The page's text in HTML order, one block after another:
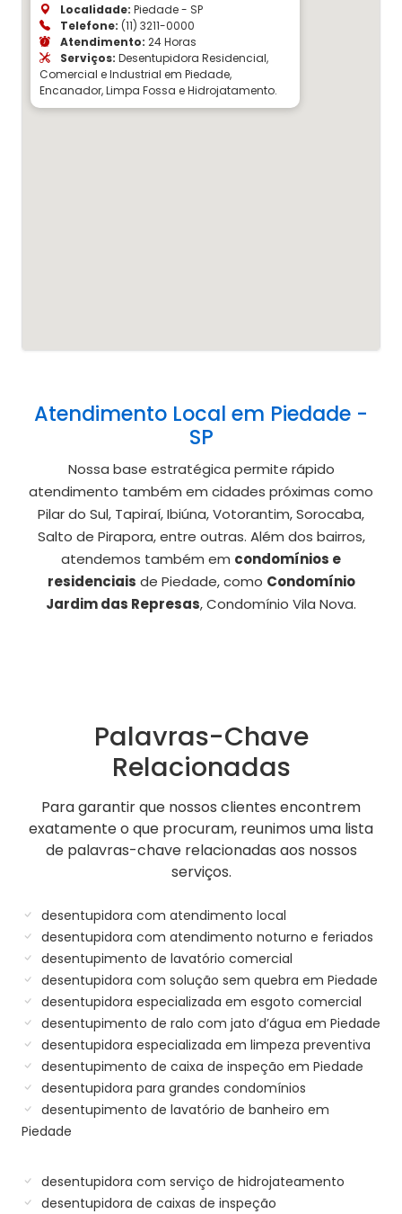
Localidade: Piedade - SP
Telefone: (11) 3211-0000
Atendimento: 24 Horas
Serviços: Desentupidora Residencial,
Comercial e Industrial em Piedade,
Encanador, Limpa Fossa e Hidrojatamento.
Atendimento Local em Piedade -
SP
Nossa base estratégica permite rápido
atendimento também em cidades próximas como
Pilar do Sul, Tapiraí, Ibiúna, Votorantim, Sorocaba,
Salto de Pirapora, entre outras. Além dos bairros,
atendemos também em condomínios e
residenciais de Piedade, como Condomínio
Jardim das Represas, Condomínio Vila Nova.
Palavras-Chave
Relacionadas
Para garantir que nossos clientes encontrem
exatamente o que procuram, reunimos uma lista
de palavras-chave relacionadas aos nossos
serviços.
desentupidora com atendimento local
desentupidora com atendimento noturno e feriados
desentupimento de lavatório comercial
desentupidora com solução sem quebra em Piedade
desentupidora especializada em esgoto comercial
desentupimento de ralo com jato d’água em Piedade
desentupidora especializada em limpeza preventiva
desentupimento de caixa de inspeção em Piedade
desentupidora para grandes condomínios
desentupimento de lavatório de banheiro em
Piedade
desentupidora com serviço de hidrojateamento
desentupidora de caixas de inspeção